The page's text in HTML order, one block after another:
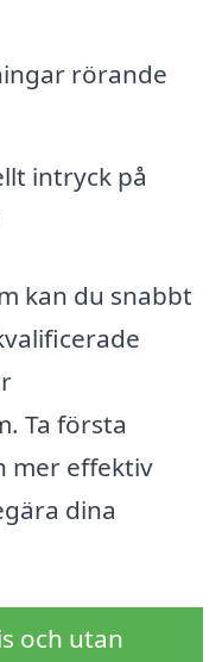
rörande
intryck på
kan du snabbt
Ta första
mer effektiv
dina
och utan